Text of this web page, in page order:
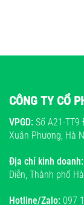
CÔNG TY CỔ
VPGD: Số A21-
Xuân Phương, Hà
Địa chỉ kinh doanh:
Diễn, Thành phố
Hotline/Zalo: 097